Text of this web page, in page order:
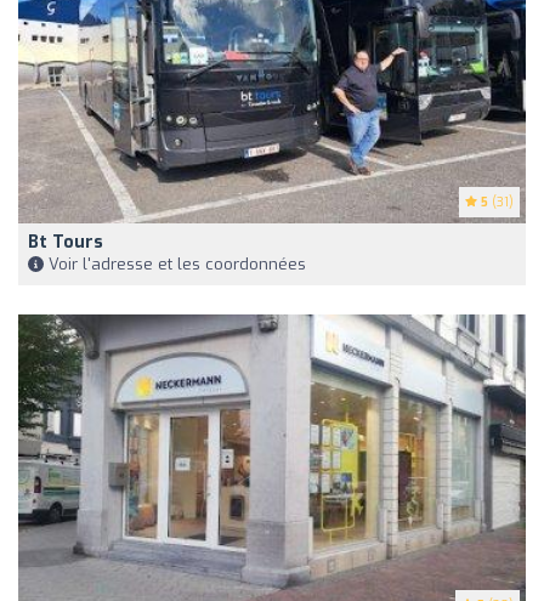
5 (31)
Bt Tours
Voir l'adresse et les coordonnées